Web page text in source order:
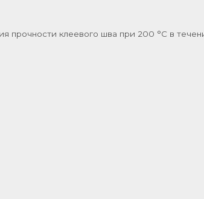
прочности клеевого шва при 200 °C в